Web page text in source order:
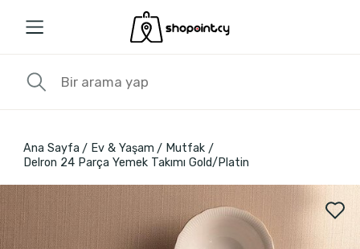
Ana Sayfa Ev & Yaşam
Mutfak
Delron 24 Parça Yemek Takımı Gold/Platin